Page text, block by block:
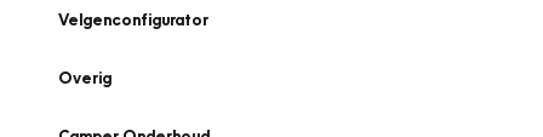
Velgenconfigurator
Overig